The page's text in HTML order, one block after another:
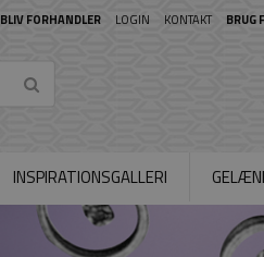
BLIV FORHANDLER LOGIN KONTAKT BRUG
INSPIRATIONSGALLERI